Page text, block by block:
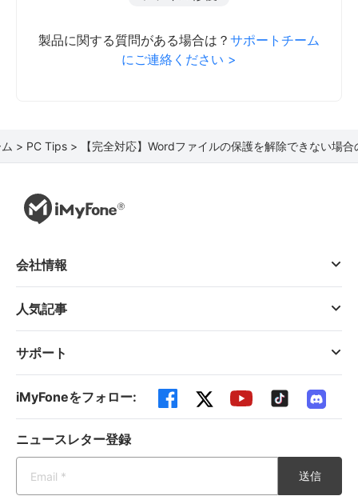
製品に関する質問がある場合は？ サポートチーム
にご連絡ください >
> PC Tips > 【完全対応】Wordファイルの保護を解除できない場合
会社情報
人気記事
サポート
iMyFoneをフォロー:
ニュースレター登録
送信